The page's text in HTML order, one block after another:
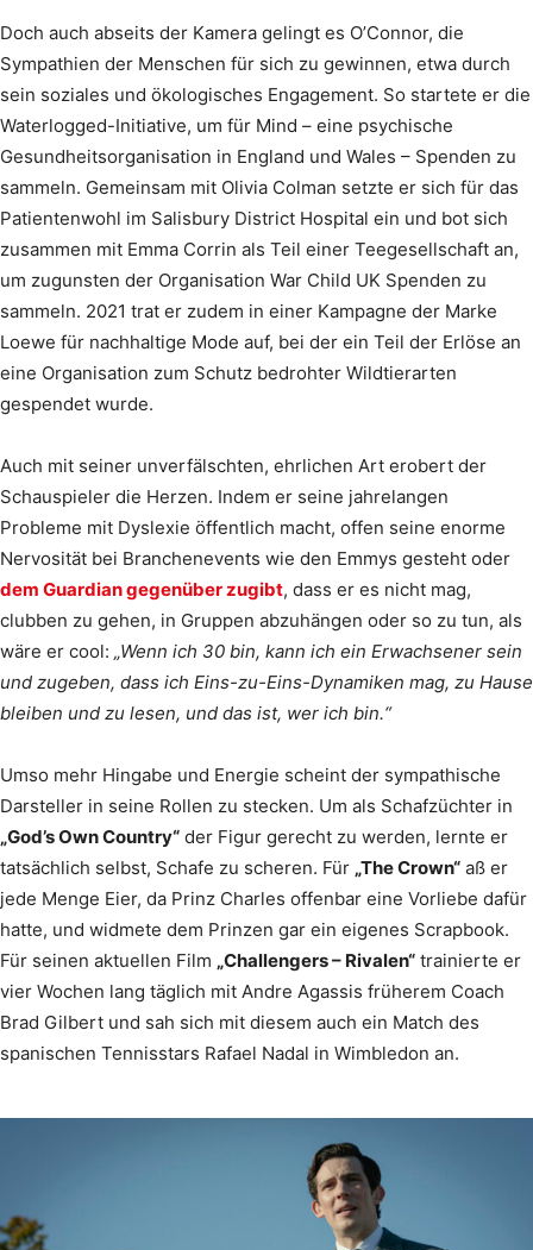
Doch auch abseits der Kamera gelingt es O’Connor, die
Sympathien der Menschen für sich zu gewinnen, etwa durch
sein soziales und ökologisches Engagement. So startete er die
Waterlogged-Initiative, um für Mind – eine psychische
Gesundheitsorganisation in England und Wales – Spenden zu
sammeln. Gemeinsam mit Olivia Colman setzte er sich für das
Patientenwohl im Salisbury District Hospital ein und bot sich
zusammen mit Emma Corrin als Teil einer Teegesellschaft an,
um zugunsten der Organisation War Child UK Spenden zu
sammeln. 2021 trat er zudem in einer Kampagne der Marke
Loewe für nachhaltige Mode auf, bei der ein Teil der Erlöse an
eine Organisation zum Schutz bedrohter Wildtierarten
gespendet wurde.
Auch mit seiner unverfälschten, ehrlichen Art erobert der
Schauspieler die Herzen. Indem er seine jahrelangen
Probleme mit Dyslexie öffentlich macht, offen seine enorme
Nervosität bei Branchenevents wie den Emmys gesteht oder
dem Guardian gegenüber zugibt, dass er es nicht mag,
clubben zu gehen, in Gruppen abzuhängen oder so zu tun, als
wäre er cool: „Wenn ich 30 bin, kann ich ein Erwachsener sein
und zugeben, dass ich Eins-zu-Eins-Dynamiken mag, zu Hause
bleiben und zu lesen, und das ist, wer ich bin.“
Umso mehr Hingabe und Energie scheint der sympathische
Darsteller in seine Rollen zu stecken. Um als Schafzüchter in
„God’s Own Country“ der Figur gerecht zu werden, lernte er
tatsächlich selbst, Schafe zu scheren. Für „The Crown“ aß er
jede Menge Eier, da Prinz Charles offenbar eine Vorliebe dafür
hatte, und widmete dem Prinzen gar ein eigenes Scrapbook.
Für seinen aktuellen Film „Challengers – Rivalen“ trainierte er
vier Wochen lang täglich mit Andre Agassis früherem Coach
Brad Gilbert und sah sich mit diesem auch ein Match des
spanischen Tennisstars Rafael Nadal in Wimbledon an.